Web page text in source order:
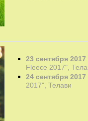
23 сентября 2017
Fleece 2017",
24 сентября 2017
2017", Телави